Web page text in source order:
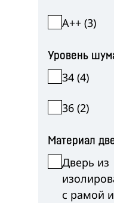
A++ (3)
Уровень
34 (4)
36 (2)
Материал
Дверь из
с рамой